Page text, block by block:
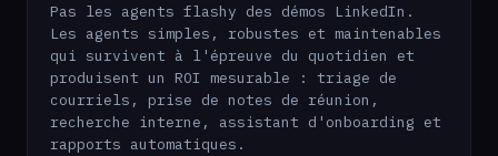
Pas les agents flashy des démos LinkedIn.
Les agents simples, robustes et maintenables
qui survivent à l'épreuve du quotidien et
produisent un ROI mesurable : triage de
courriels, prise de notes de réunion,
recherche interne, assistant d'onboarding et
rapports automatiques.